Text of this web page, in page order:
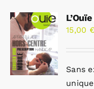
15,00
Sans